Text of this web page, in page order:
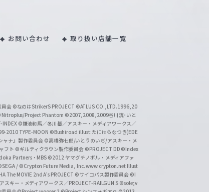
お問い合わせ 取り扱い店舗一覧
員会 ©なのはStrikerS PROJECT ©ATLUS CO.,LTD.1996,20
Project Phantom ©2007,2008,2009谷川流･いと
INDEX ©鎌池和馬／冬川基／アスキー・メディアワークス／
2010 TYPE-MOON ©Bushiroad illust:たにはらなつき(EDE
ャナ』製作委員会 ©高橋弥七郎/いとうのいぢ/アスキー・メ
フト ©ギルティクラウン製作委員会 ©PROJECT DD ©Index
Partners・MBS ©2012 ヤマグチノボル・メディアファ
/ ©Crypton Future Media, Inc. www.crypton.net Illust
The MOVIE 2nd A's PROJECT ©サイコパス製作委員会 ©I
スキー・メディアワークス／PROJECT-RAILGUN S ©sole;v